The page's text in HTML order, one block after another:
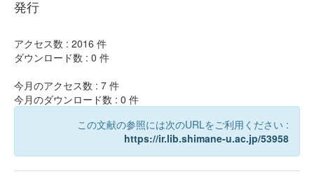
発行
アクセス数 : 2016 件
ダウンロード数 : 0 件
今月のアクセス数 : 7 件
今月のダウンロード数 : 0 件
この文献の参照には次のURLをご利用ください :
https://ir.lib.shimane-u.ac.jp/53958